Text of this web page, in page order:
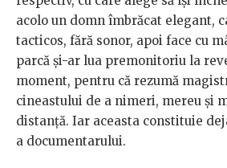
acolo un domn îmbrăcat elegant,
tacticos, fără sonor, apoi face cu
parcă și-ar lua premonitoriu la
moment, pentru că rezumă
cineastului de a nimeri, mereu și
distanță. Iar aceasta constituie
a documentarului.